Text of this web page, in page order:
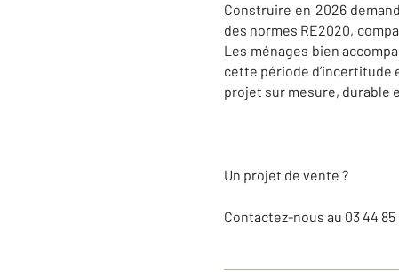
Construire en 2026
des normes RE2020,
Les ménages bien
cette période d’incertitude
projet sur mesure, durable
Un projet de vente ?
Contactez-nous au 03 44 85